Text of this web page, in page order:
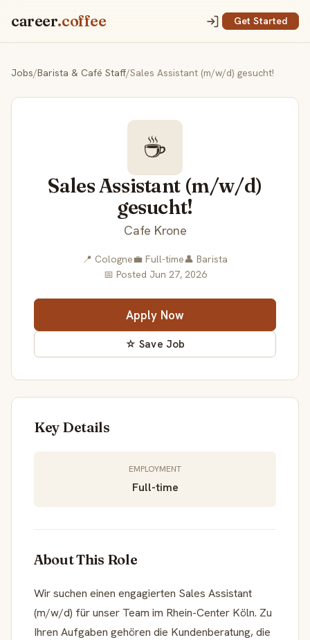
career.coffee Get Started
Jobs/Barista & Café Staff/Sales Assistant (m/w/d) gesucht!
☕
Sales Assistant (m/w/d)
gesucht!
Cafe Krone
📍 Cologne💼 Full-time👤 Barista
📅 Posted Jun 27, 2026
Apply Now
☆ Save Job
Key Details
EMPLOYMENT
Full-time
About This Role
Wir suchen einen engagierten Sales Assistant
(m/w/d) für unser Team im Rhein-Center Köln. Zu
Ihren Aufgaben gehören die Kundenberatung, die